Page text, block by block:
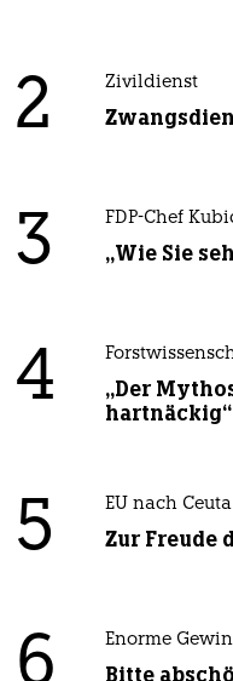
2 Zivildienst
3 FDP-Chef
„Wie Sie
4
„Der
hartnäckig“
5 EU nach Ceuta
Zur Freude
6 Enorme
Bitte